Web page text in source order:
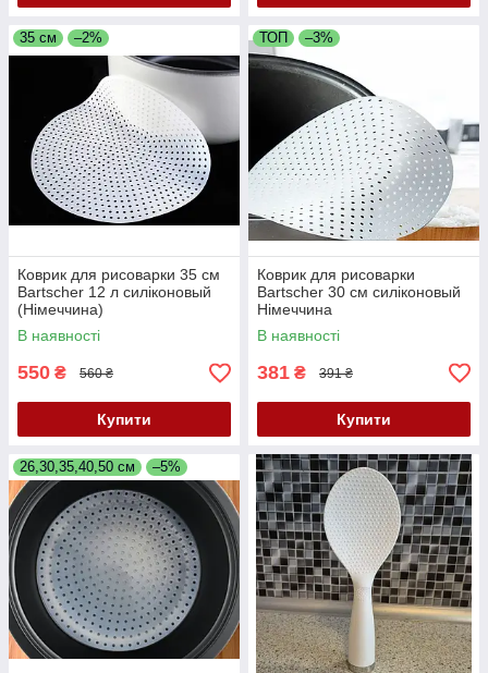
35 см –2%
Коврик для рисоварки 35 см
Bartscher 12 л силіконовый
(Німеччина)
В наявності
550 ₴ 560 ₴
Купити
ТОП –3%
Коврик для рисоварки
Bartscher 30 см силіконовый
Німеччина
В наявності
381 ₴ 391 ₴
Купити
26,30,35,40,50 см –5%